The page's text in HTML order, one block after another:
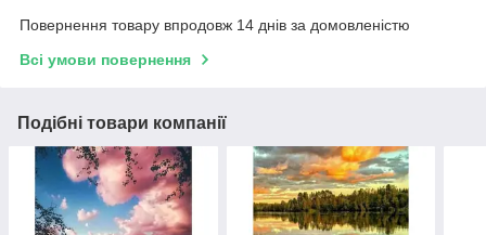
Повернення товару впродовж 14 днів за домовленістю
Всі умови повернення
Подібні товари компанії